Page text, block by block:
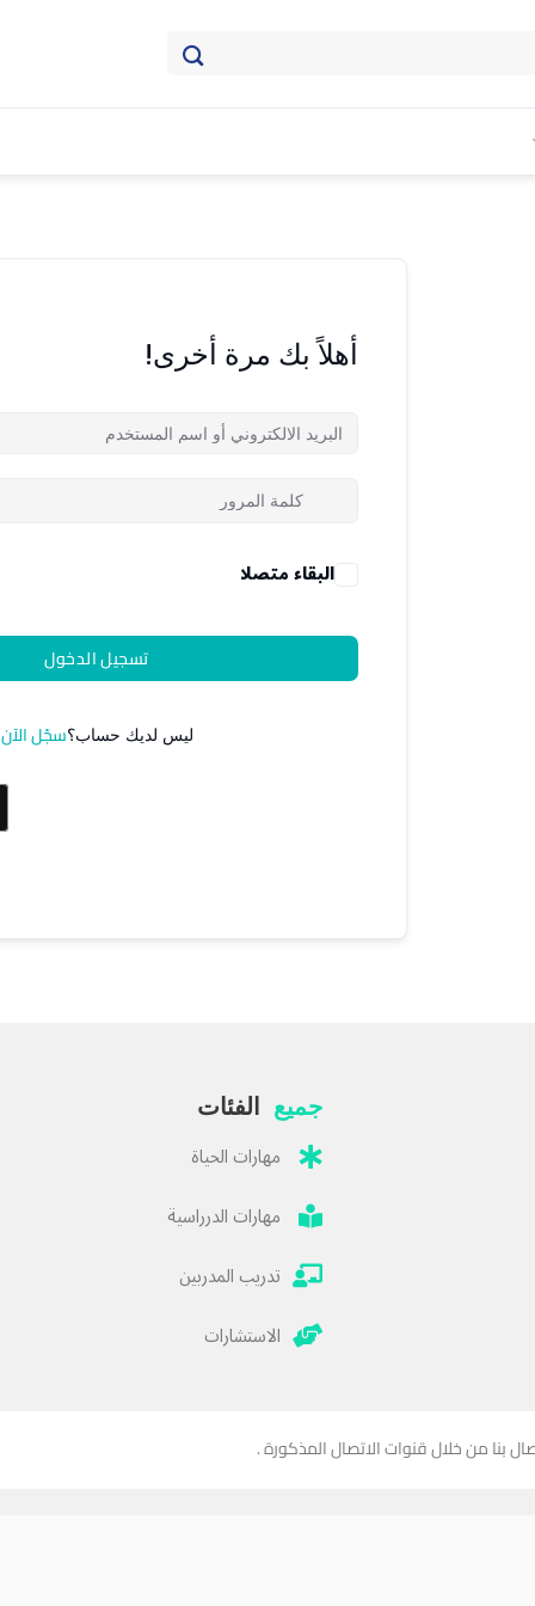
أهلاً بك مرة أخرى!
البقاء متصلا
تسجيل الدخول
ليس لديك حساب؟سجّل الآن
جميع الفئات
مهارات الحياة
مهارات الدرراسية
تدريب المدربين
الاستشارات
بنا من خلال قنوات الاتصال المذكورة .